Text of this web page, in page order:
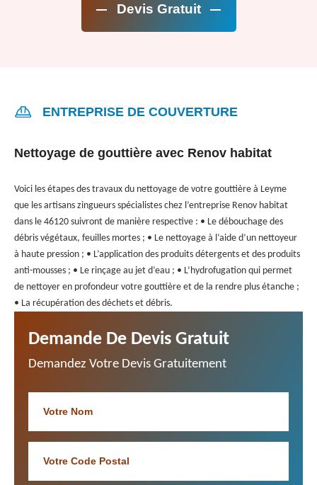
Devis Gratuit
ENTREPRISE DE COUVERTURE
Nettoyage de gouttière avec Renov habitat
Voici les étapes des travaux du nettoyage de votre gouttière à Leyme
que les artisans zingueurs spécialistes chez l’entreprise Renov habitat
dans le 46120 suivront de manière respective : • Le débouchage des
débris végétaux, feuilles mortes ; • Le nettoyage à l’aide d’un nettoyeur
à haute pression ; • L’application des produits détergents et des produits
anti-mousses ; • Le rinçage au jet d’eau ; • L’hydrofugation qui permet
de nettoyer en profondeur votre gouttière et de la rendre plus étanche ;
• La récupération des déchets et débris.
Demande De Devis Gratuit
Demandez Votre Devis Gratuitement